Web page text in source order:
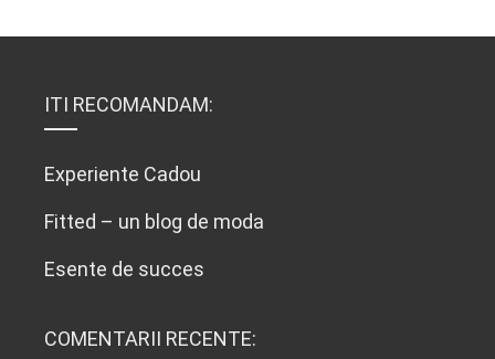
ITI RECOMANDAM:
Experiente Cadou
Fitted – un blog de moda
Esente de succes
COMENTARII RECENTE: